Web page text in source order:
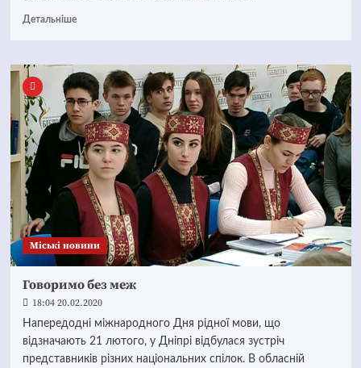
Детальніше
Mіські новини
Говоримо без меж
18:04 20.02.2020
Напередодні міжнародного Дня рідної мови, що
відзначають 21 лютого, у Дніпрі відбулася зустріч
представників різних національних спілок. В обласній